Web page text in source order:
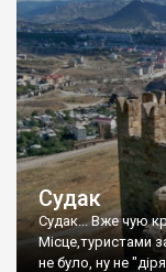
Судак
Судак... Вже чую
Місце,туристами
не було, ну не